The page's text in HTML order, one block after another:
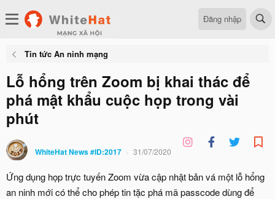
Đăng nhập
Tin tức An ninh mạng
Lỗ hổng trên Zoom bị khai thác để
phá mật khẩu cuộc họp trong vài
phút
WhiteHat News #ID:2017 31/07/2020
Ứng dụng họp trực tuyến Zoom vừa cập nhật bản vá một lỗ hổng
an ninh mới có thể cho phép tin tặc phá mã passcode dùng để